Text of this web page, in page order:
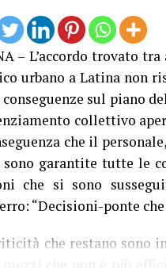
– L’accordo trovato
urbano a Latina non
sul piano
collettivo
che il
sono garantite tutte le
che si sono
“Decisioni-ponte
che restano sono